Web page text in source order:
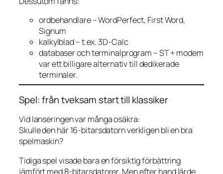
ordbehandlare –WordPerfect, First Word,
Signum
kalkylblad – t.ex. 3D-Calc
databaser och terminalprogram – ST + modem
var ett billigare alternativ till dedikerade
terminaler.
Spel: från tveksam start till klassiker
Vid lanseringen var många osäkra:
Skulle den här 16-bitarsdatorn verkligen bli en bra
spelmaskin?
Tidiga spel visade bara en försiktig förbättring
jämfört med 8-bitarsdatorer. Men efter hand lärde